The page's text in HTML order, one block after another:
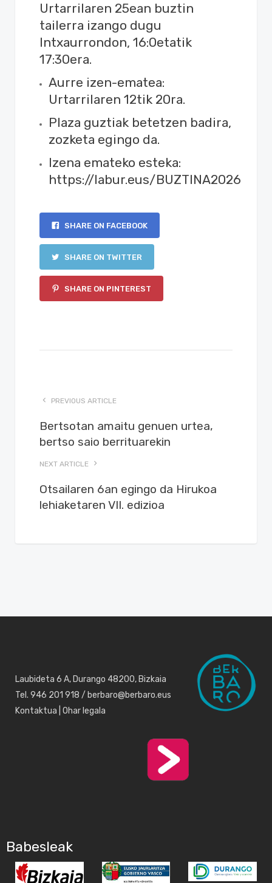
Urtarrilaren 25ean buztin
tailerra izango dugu
Intxaurrondon, 16:0etatik
17:30era.
Aurre izen-ematea:
Urtarrilaren 12tik 20ra.
Plaza guztiak betetzen badira,
zozketa egingo da.
Izena emateko esteka:
https://labur.eus/BUZTINA2026
SHARE ON FACEBOOK
SHARE ON TWITTER
SHARE ON PINTEREST
PREVIOUS ARTICLE
Bertsotan amaitu genuen urtea,
bertso saio berrituarekin
NEXT ARTICLE
Otsailaren 6an egingo da Hirukoa
lehiaketaren VII. edizioa
Laubideta 6 A, Durango 48200, Bizkaia
Tel. 946 201 918 / berbaro@berbaro.eus
Kontaktua Ohar legala
Babesleak